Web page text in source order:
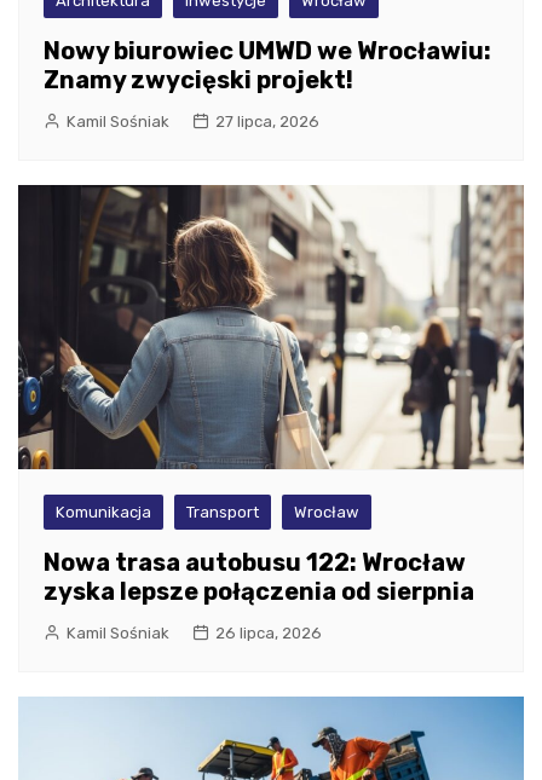
Nowy biurowiec UMWD we Wrocławiu:
Znamy zwycięski projekt!
Kamil Sośniak 27 lipca, 2026
Komunikacja Transport Wrocław
Nowa trasa autobusu 122: Wrocław
zyska lepsze połączenia od sierpnia
Kamil Sośniak 26 lipca, 2026